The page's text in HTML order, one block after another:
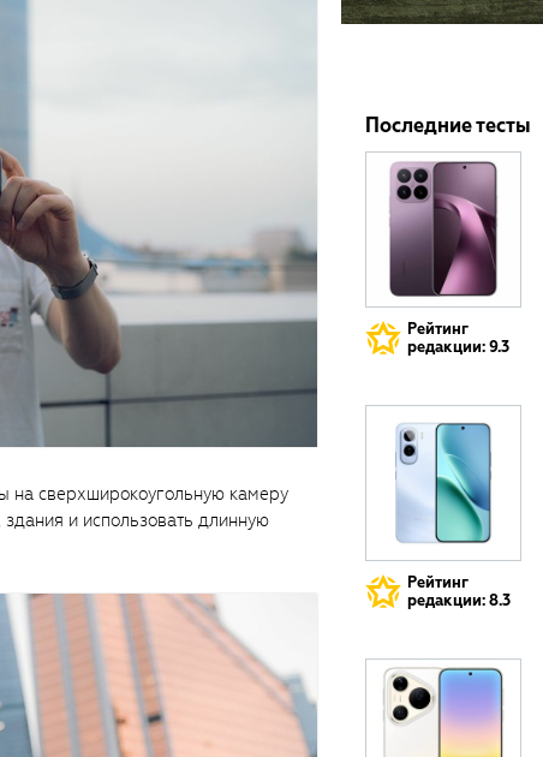
на сверхширокоугольную камеру
и использовать длинную
Последние тесты
Рейтинг
редакции: 9.3
Рейтинг
редакции: 8.3